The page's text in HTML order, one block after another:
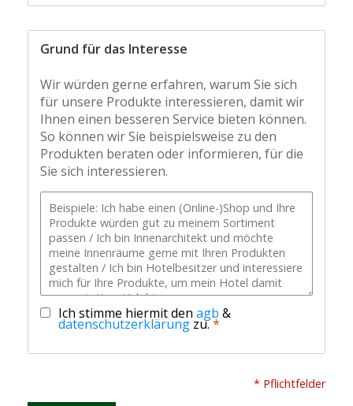
Grund für das Interesse
Wir würden gerne erfahren, warum Sie sich
für unsere Produkte interessieren, damit wir
Ihnen einen besseren Service bieten können.
So können wir Sie beispielsweise zu den
Produkten beraten oder informieren, für die
Sie sich interessieren.
Ich stimme hiermit den agb &
datenschutzerklärung zu.*
* Pflichtfelder